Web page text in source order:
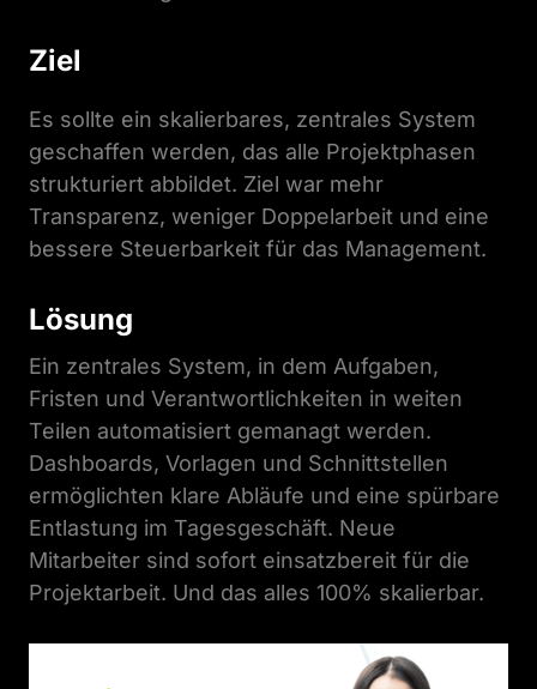
Ziel
Es sollte ein skalierbares, zentrales System
geschaffen werden, das alle Projektphasen
strukturiert abbildet. Ziel war mehr
Transparenz, weniger Doppelarbeit und eine
bessere Steuerbarkeit für das Management.
Lösung
Ein zentrales System, in dem Aufgaben,
Fristen und Verantwortlichkeiten in weiten
Teilen automatisiert gemanagt werden.
Dashboards, Vorlagen und Schnittstellen
ermöglichten klare Abläufe und eine spürbare
Entlastung im Tagesgeschäft. Neue
Mitarbeiter sind sofort einsatzbereit für die
Projektarbeit. Und das alles 100% skalierbar.